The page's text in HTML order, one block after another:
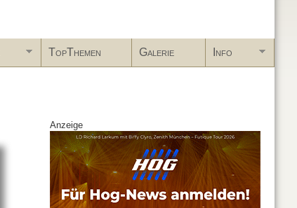
TopThemen Galerie Info
Anzeige